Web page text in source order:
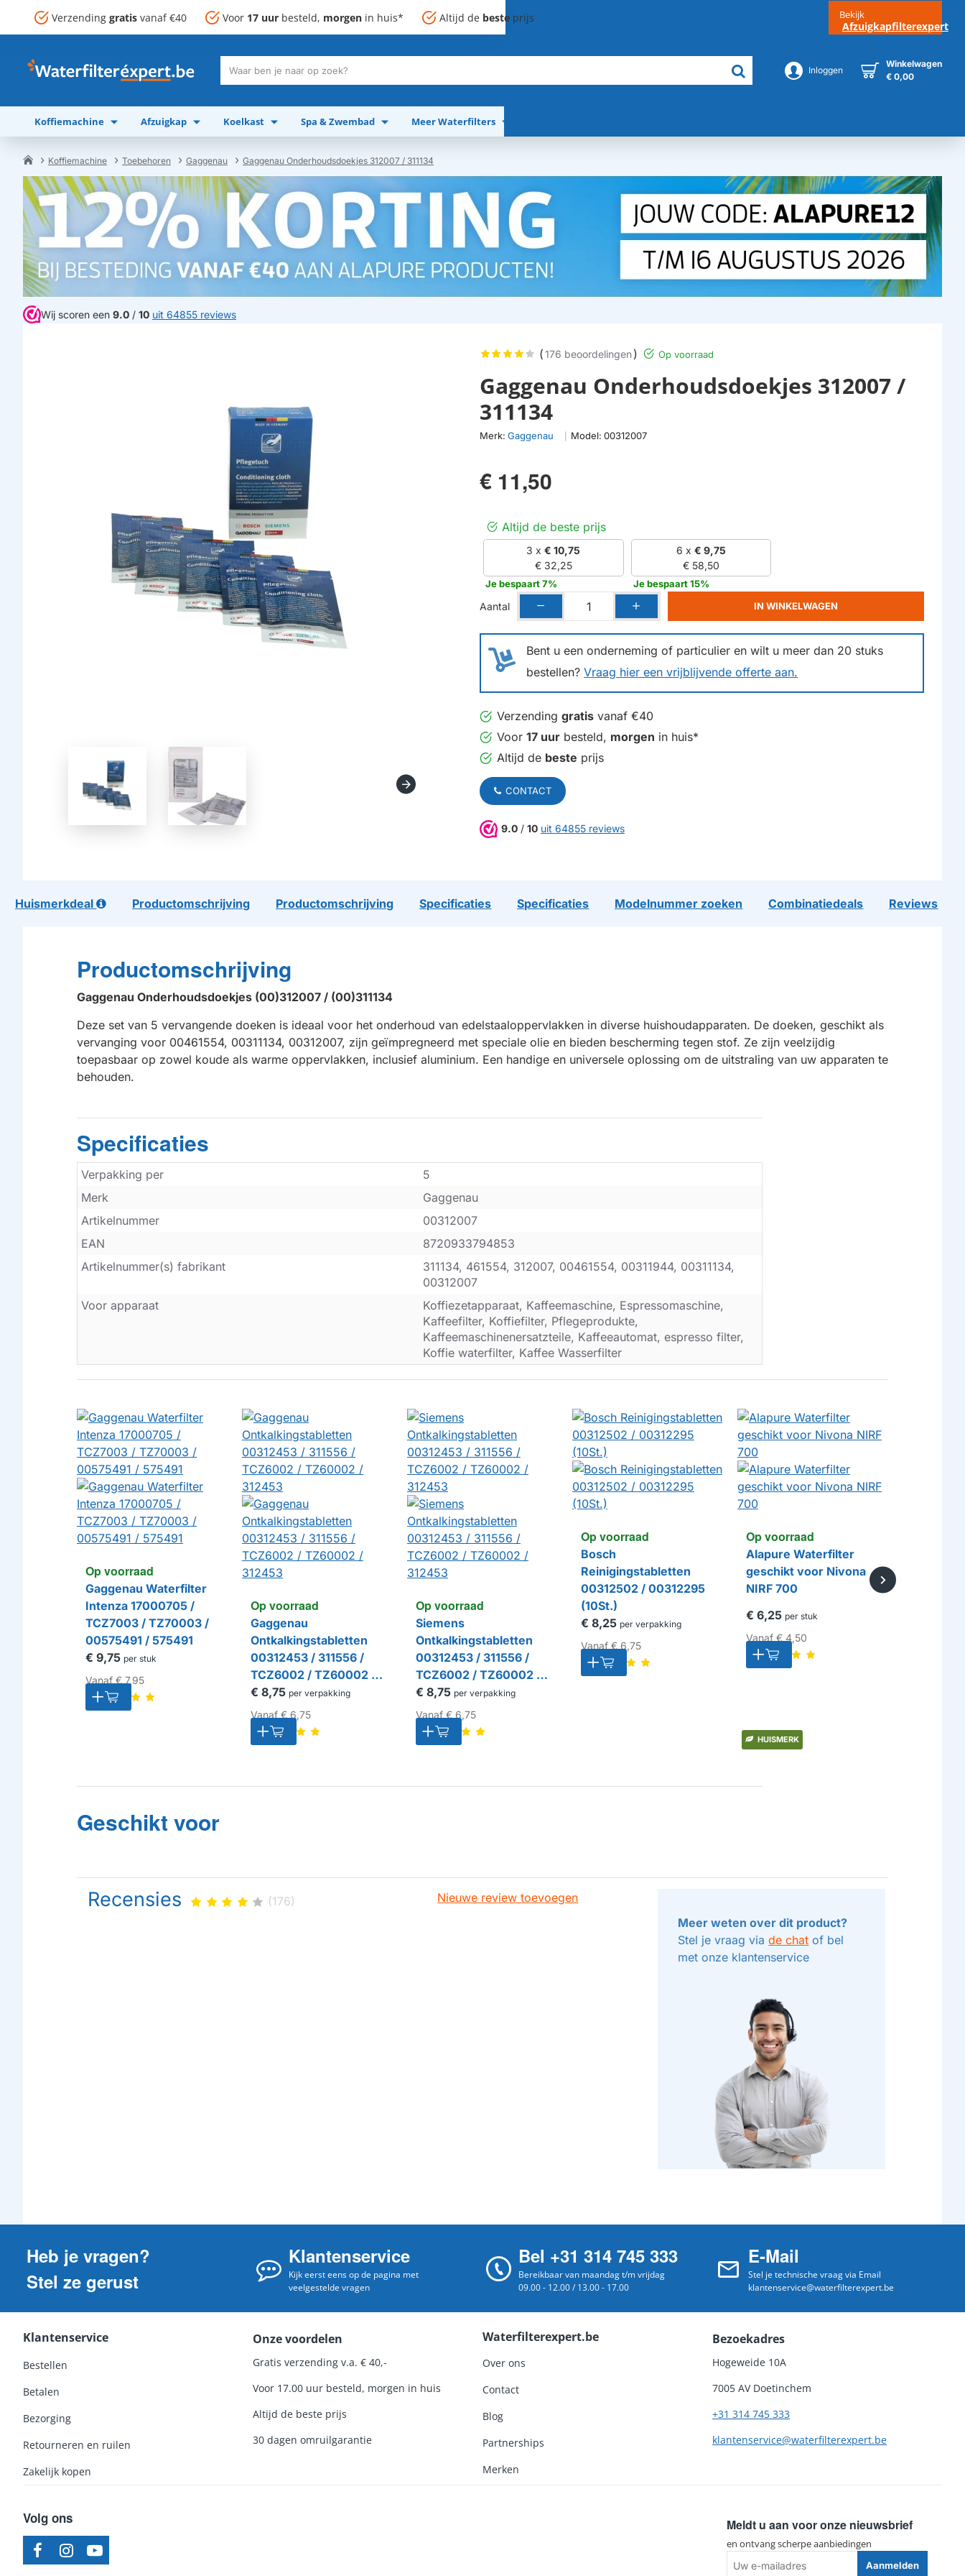
Verzending gratis vanaf €40 Voor 17 uur besteld, morgen in huis* Altijd de beste prijs Bekijk
Afzuigkapfilterexpert
Waar
je
naar
op
Inloggen
Winkelwagen
€ 0,00
Koffiemachine Afzuigkap Koelkast Spa & Zwembad Meer Waterfilters
Koffiemachine Toebehoren Gaggenau Gaggenau Onderhoudsdoekjes 312007 / 311134
Wij scoren een 9.0 / 10 uit 64855 reviews
Gaggenau Onderhoudsdoekjes 312007 /
311134
Merk: Gaggenau Model: 00312007
(176 beoordelingen) Op voorraad
€ 11,50
Altijd de beste prijs
3 x€ 10,75
€ 32,25
Je bespaart 7%
6 x € 9,75
€ 58,50
Je bespaart 15%
Bent u een onderneming of particulier en wilt u meer dan 20 stuks
bestellen? Vraag hier een vrijblijvende offerte aan.
Aantal IN WINKELWAGEN
Verzending gratis vanaf €40
Voor 17 uur besteld, morgen in huis*
Altijd de beste prijs
CONTACT
9.0 / 10 uit 64855 reviews
Huismerkdeal Productomschrijving Productomschrijving Specificaties Specificaties Modelnummer zoeken Combinatiedeals Reviews
Productomschrijving
Gaggenau Onderhoudsdoekjes (00)312007 / (00)311134
Deze set van 5 vervangende doeken is ideaal voor het onderhoud van edelstaaloppervlakken in diverse huishoudapparaten. De doeken, geschikt als
vervanging voor 00461554, 00311134, 00312007, zijn geïmpregneerd met speciale olie en bieden bescherming tegen stof. Ze zijn veelzijdig
toepasbaar op zowel koude als warme oppervlakken, inclusief aluminium. Een handige en universele oplossing om de uitstraling van uw apparaten te
behouden.
Specificaties
Verpakking per
5
Merk
Gaggenau
Artikelnummer
00312007
EAN
8720933794853
Artikelnummer(s) fabrikant
311134, 461554, 312007, 00461554, 00311944, 00311134,
00312007
Voor apparaat
Koffiezetapparaat, Kaffeemaschine, Espressomaschine,
Kaffeefilter, Koffiefilter, Pflegeprodukte,
Kaffeemaschinenersatzteile, Kaffeeautomat, espresso filter,
Koffie waterfilter, Kaffee Wasserfilter
Op voorraad
Gaggenau Waterfilter
Intenza 17000705 /
TCZ7003 / TZ70003 /
00575491 / 575491
€ 9,75 per stuk
Vanaf € 7,95
Op voorraad
Gaggenau
Ontkalkingstabletten
00312453 / 311556 /
TCZ6002 / TZ60002 /
312453
€ 8,75 per verpakking
Vanaf€ 6,75
Op voorraad
Siemens
Ontkalkingstabletten
00312453 / 311556 /
TCZ6002 / TZ60002 /
312453
€ 8,75 per verpakking
Vanaf€ 6,75
Op voorraad
Bosch
Reinigingstabletten
00312502 / 00312295
(10St.)
€ 8,25 per verpakking
Vanaf€ 6,75
HUISMERK
Op voorraad
Alapure Waterfilter
geschikt voor Nivona
NIRF 700
€ 6,25 per stuk
Vanaf€ 4,50
Geschikt voor
Recensies (176)
Nieuwe review toevoegen
Meer weten over dit product?
Stel je vraag viade chat of bel
met onze klantenservice
Heb je vragen?
Stel ze gerust
Klantenservice
Kijk eerst eens op de pagina met
veelgestelde vragen
Bel +31 314 745 333
Bereikbaar van maandag t/m vrijdag
09.00 - 12.00 / 13.00 - 17.00
E-Mail
Stel je technische vraag via Email
klantenservice@waterfilterexpert.be
Klantenservice
Bestellen
Betalen
Bezorging
Retourneren en ruilen
Zakelijk kopen
Onze voordelen
Gratis verzending v.a. € 40,-
Voor 17.00 uur besteld, morgen in huis
Altijd de beste prijs
30 dagen omruilgarantie
Waterfilterexpert.be
Over ons
Contact
Blog
Partnerships
Merken
Bezoekadres
Hogeweide 10A
7005 AV Doetinchem
+31 314 745 333
klantenservice@waterfilterexpert.be
Volg ons Meldt u aan voor onze nieuwsbrief
en ontvang scherpe aanbiedingen
e-
Aanmelden